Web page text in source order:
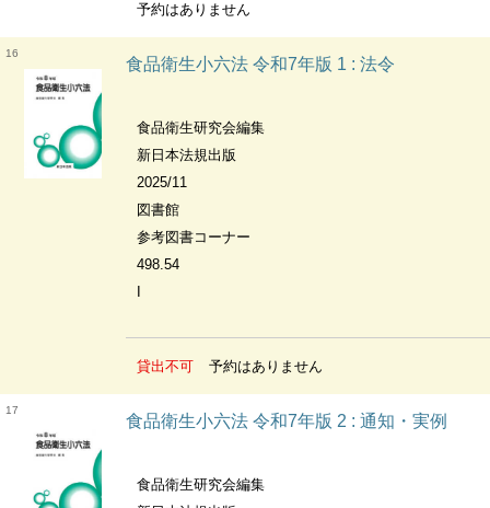
予約はありません
16
食品衛生小六法 令和7年版 1 : 法令
食品衛生研究会編集
新日本法規出版
2025/11
図書館
参考図書コーナー
498.54
貸出不可 予約はありません
17
食品衛生小六法 令和7年版 2 : 通知・実例
食品衛生研究会編集